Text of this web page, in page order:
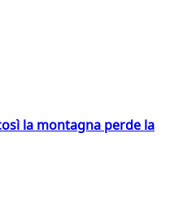
la montagna perde la